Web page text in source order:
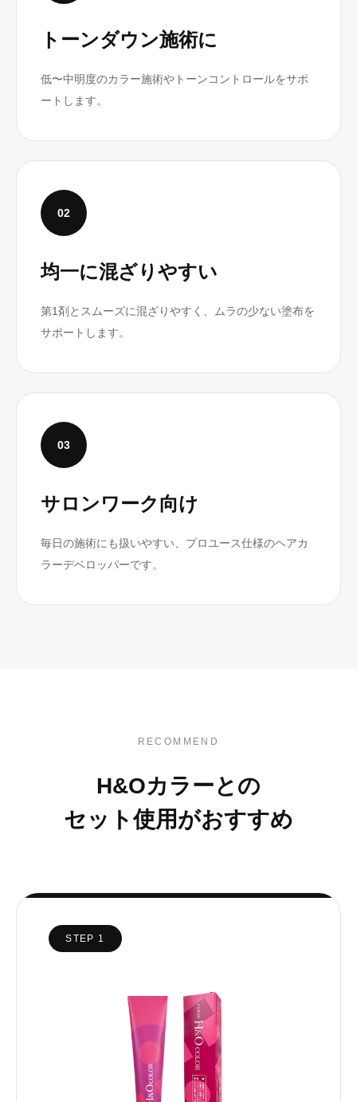
トーンダウン施術に
低〜中明度のカラー施術やトーンコントロールをサポ
ートします。
02
均一に混ざりやすい
第1剤とスムーズに混ざりやすく、ムラの少ない塗布を
サポートします。
03
サロンワーク向け
毎日の施術にも扱いやすい、プロユース仕様のヘアカ
ラーデベロッパーです。
RECOMMEND
H&Oカラーとの
セット使用がおすすめ
STEP 1